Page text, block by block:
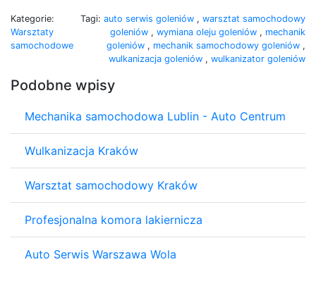
Kategorie:
Warsztaty
samochodowe
Tagi: auto serwis goleniów , warsztat samochodowy
goleniów , wymiana oleju goleniów , mechanik
goleniów , mechanik samochodowy goleniów ,
wulkanizacja goleniów , wulkanizator goleniów
Podobne wpisy
Mechanika samochodowa Lublin - Auto Centrum
Wulkanizacja Kraków
Warsztat samochodowy Kraków
Profesjonalna komora lakiernicza
Auto Serwis Warszawa Wola